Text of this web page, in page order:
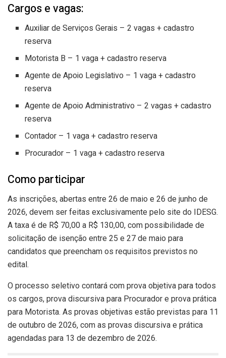
Cargos e vagas:
Auxiliar de Serviços Gerais – 2 vagas + cadastro
reserva
Motorista B – 1 vaga + cadastro reserva
Agente de Apoio Legislativo – 1 vaga + cadastro
reserva
Agente de Apoio Administrativo – 2 vagas + cadastro
reserva
Contador – 1 vaga + cadastro reserva
Procurador – 1 vaga + cadastro reserva
Como participar
As inscrições, abertas entre 26 de maio e 26 de junho de
2026, devem ser feitas exclusivamente pelo site do IDESG.
A taxa é de R$ 70,00 a R$ 130,00, com possibilidade de
solicitação de isenção entre 25 e 27 de maio para
candidatos que preencham os requisitos previstos no
edital.
O processo seletivo contará com prova objetiva para todos
os cargos, prova discursiva para Procurador e prova prática
para Motorista. As provas objetivas estão previstas para 11
de outubro de 2026, com as provas discursiva e prática
agendadas para 13 de dezembro de 2026.